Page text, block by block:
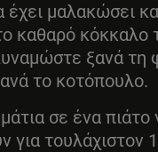
έχει μαλακώσει
καθαρό κόκκαλο
ξανά τη
το κοτόπουλο.
σε ένα πιάτο
για τουλάχιστον